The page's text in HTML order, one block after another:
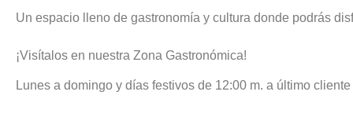
Un espacio lleno de gastronomía y cultura donde podrás
¡Visítalos en nuestra Zona Gastronómica!
Lunes a domingo y días festivos de 12:00 m. a último cliente